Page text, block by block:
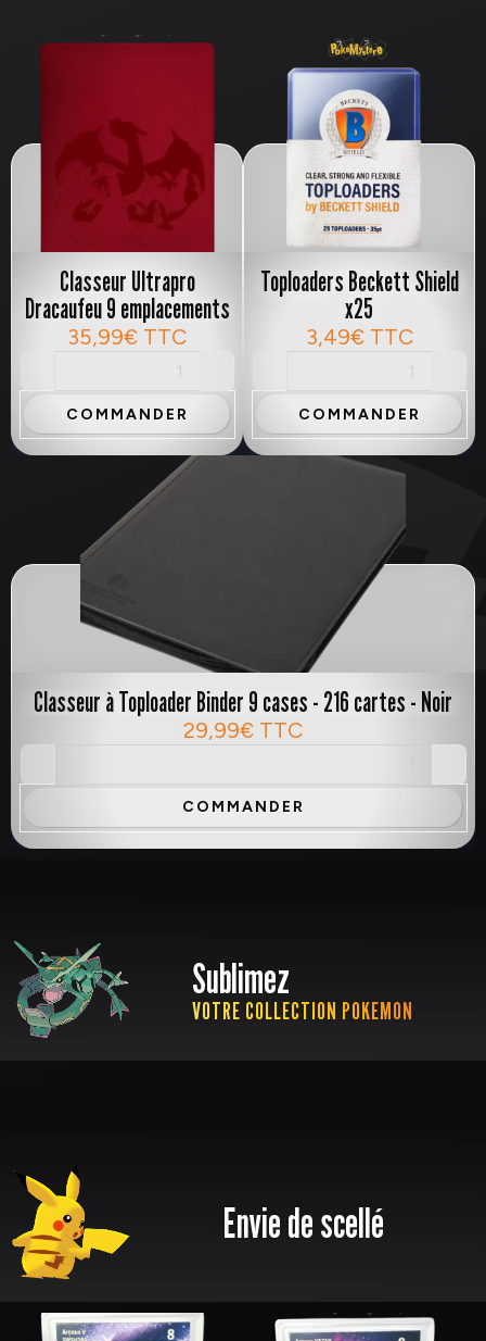
Classeur Ultrapro
Dracaufeu 9 emplacements
35,99€ TTC
COMMANDER
Toploaders Beckett Shield
x25
3,49€ TTC
COMMANDER
Classeur à Toploader Binder 9 cases - 216 cartes - Noir
29,99€ TTC
COMMANDER
Sublimez
VOTRE COLLECTION POKEMON
Envie de scellé